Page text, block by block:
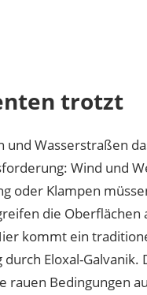
an
der
mit
Berliner
Handwerk
zu
tun?
trotzt
und Wasserstraßen
Wind und
oder Klampen
die
kommt ein
Eloxal-
Bedingungen